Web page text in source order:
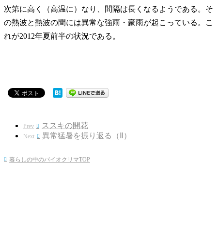
次第に高く（高温に）なり、間隔は長くなるようである。そ
の熱波と熱波の間には異常な強雨・豪雨が起こっている。こ
れが2012年夏前半の状況である。
Prev  ススキの開花
Next  異常猛暑を振り返る（Ⅱ）
 暮らしの中のバイオクリマTOP